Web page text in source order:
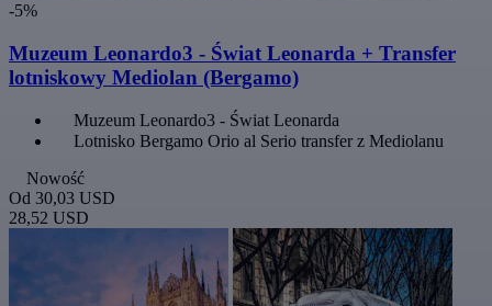
-5%
Muzeum Leonardo3 - Świat Leonarda + Transfer
lotniskowy Mediolan (Bergamo)
Muzeum Leonardo3 - Świat Leonarda
Lotnisko Bergamo Orio al Serio transfer z Mediolanu
Nowość
Od 30,03 USD
28,52 USD